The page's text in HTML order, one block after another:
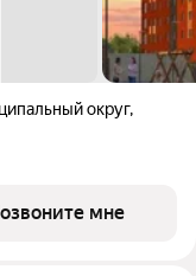
округ,
мне